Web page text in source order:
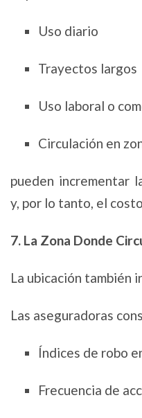
Uso diario
Trayectos largos
Uso laboral o
Circulación en
pueden incrementar
y, por lo tanto, el
7. La Zona Donde
La ubicación también
Las aseguradoras
Índices de robo
Frecuencia de